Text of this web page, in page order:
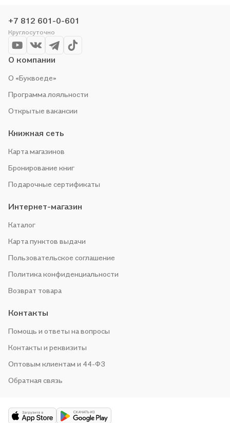
выгоду!
+7 812 601-0-601
Круглосуточно
О компании
О «Буквоеде»
Программа лояльности
Открытые вакансии
Книжная сеть
Карта магазинов
Бронирование книг
Подарочные сертификаты
Интернет-магазин
Каталог
Карта пунктов выдачи
Пользовательское соглашение
Политика конфиденциальности
Возврат товара
Контакты
Помощь и ответы на вопросы
Контакты и реквизиты
Оптовым клиентам и 44-ФЗ
Обратная связь